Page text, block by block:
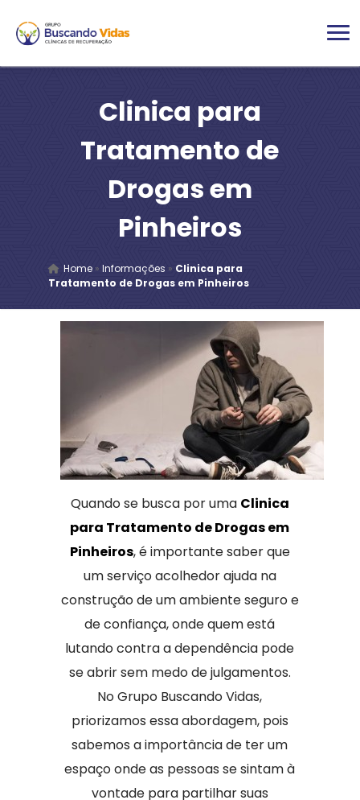
Clinica para
Tratamento de
Drogas em
Pinheiros
Home» Informações » Clinica para
Tratamento de Drogas em Pinheiros
Quando se busca por uma Clinica
para Tratamento de Drogas em
Pinheiros, é importante saber que
um serviço acolhedor ajuda na
construção de um ambiente seguro e
de confiança, onde quem está
lutando contra a dependência pode
se abrir sem medo de julgamentos.
No Grupo Buscando Vidas,
priorizamos essa abordagem, pois
sabemos a importância de ter um
espaço onde as pessoas se sintam à
vontade para partilhar suas